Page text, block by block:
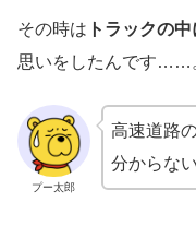
その時は トラックの
思いをしたんです……
プー太郎
高速道路
分からな